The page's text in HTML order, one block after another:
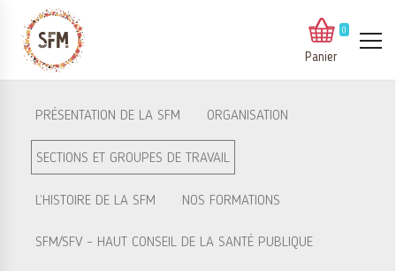
0
Panier
PRÉSENTATION DE LA SFM ORGANISATION
SECTIONS ET GROUPES DE TRAVAIL
L’HISTOIRE DE LA SFM NOS FORMATIONS
SFM/SFV – HAUT CONSEIL DE LA SANTÉ PUBLIQUE